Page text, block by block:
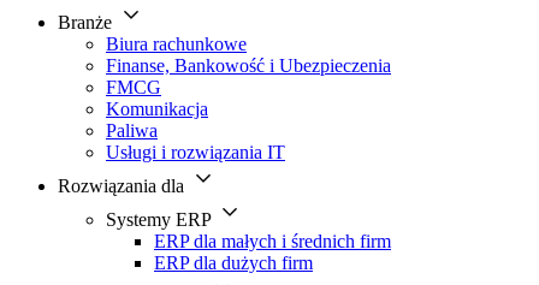
Branże
Biura rachunkowe
Finanse, Bankowość i Ubezpieczenia
FMCG
Komunikacja
Paliwa
Usługi i rozwiązania IT
Rozwiązania dla
Systemy ERP
ERP dla małych i średnich firm
ERP dla dużych firm